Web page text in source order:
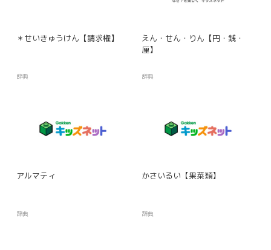
＊せいきゅうけん【請求権】
辞典
えん・せん・りん【円・銭・
厘】
辞典
アルマティ
辞典
かさいるい【果菜類】
辞典